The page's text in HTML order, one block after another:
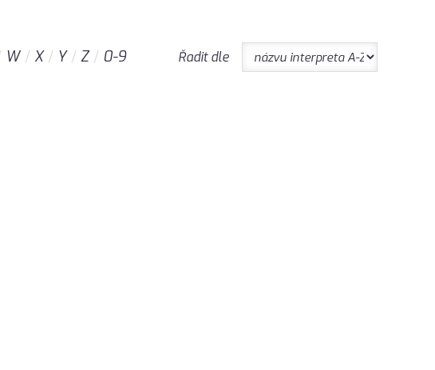
W X Y Z 0-9 Řadit dle